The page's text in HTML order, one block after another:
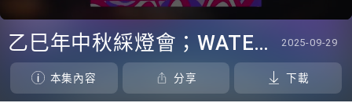
seconds
of
minutes,
seconds
乙巳年中秋綵燈會；WATERBOMB Hong Kong 2025-09-29
本集內容 分享 下載